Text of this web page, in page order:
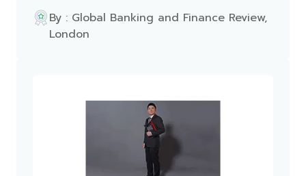
By : Global Banking and Finance Review,
London